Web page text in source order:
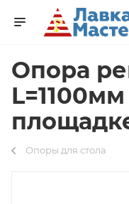
Опора
Опоры для стола